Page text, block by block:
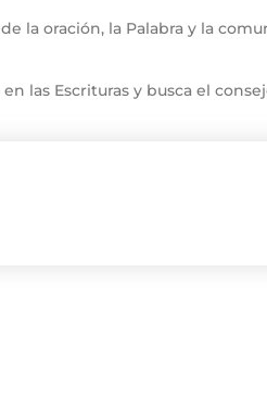
la oración, la Palabra y la
las Escrituras y busca el